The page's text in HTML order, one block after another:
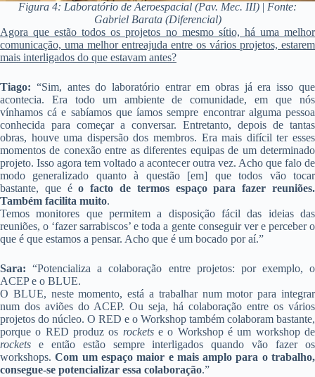
Figura 4: Laboratório de Aeroespacial (Pav. Mec. III) | Fonte:
Gabriel Barata (Diferencial)
Agora que estão todos os projetos no mesmo sítio, há uma melhor
comunicação, uma melhor entreajuda entre os vários projetos, estarem
mais interligados do que estavam antes?
Tiago: “Sim, antes do laboratório entrar em obras já era isso que
acontecia. Era todo um ambiente de comunidade, em que nós
vínhamos cá e sabíamos que íamos sempre encontrar alguma pessoa
conhecida para começar a conversar. Entretanto, depois de tantas
obras, houve uma dispersão dos membros. Era mais difícil ter esses
momentos de conexão entre as diferentes equipas de um determinado
projeto. Isso agora tem voltado a acontecer outra vez. Acho que falo de
modo generalizado quanto à questão [em] que todos vão tocar
bastante, que éo facto de termos espaço para fazer reuniões.
Também facilita muito.
Temos monitores que permitem a disposição fácil das ideias das
reuniões, o ‘fazer sarrabiscos’ e toda a gente conseguir ver e perceber o
que é que estamos a pensar. Acho que é um bocado por aí.”
Sara:“Potencializa a colaboração entre projetos: por exemplo, o
ACEP e o BLUE.
O BLUE, neste momento, está a trabalhar num motor para integrar
num dos aviões do ACEP. Ou seja, há colaboração entre os vários
projetos do núcleo. O RED e o Workshop também colaboram bastante,
porque o RED produz os rocketse o Workshop é um workshop de
rockets e então estão sempre interligados quando vão fazer os
workshops.Com um espaço maior e mais amplo para o trabalho,
consegue-se potencializar essa colaboração.”